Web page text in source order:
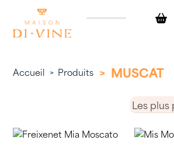
content
Accueil > Produits > MUSCAT